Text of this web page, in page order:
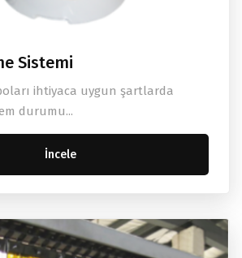
Sistemi
ihtiyaca uygun şartlarda
durumu...
İncele